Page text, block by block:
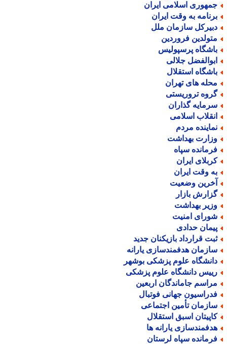
اسلامی ایران
به وقت ایران
سازمان ملل
فروردین
پرسپولیس
جلالی
استقلال
های تهران
تروریستی
گذاران
اسلامی
مردم
بهداشت
سپاه
ایران
وقت ایران
وضعیت
بازار
بهداشت
امنیت
حدادی
قرارداد بازیکنان جدید
هدفمندسازی یارانه
علوم پزشکی بوشهر
دانشگاه علوم پزشکی
جاماندگان اربعین
جهانی فوتبال
تأمین اجتماعی
اسبق استقلال
یارانه ها
سپاه لرستان